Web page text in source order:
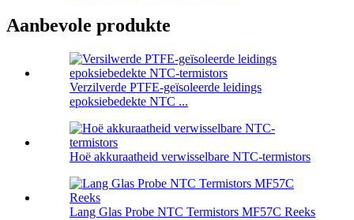
Aanbevole produkte
Verzilverde PTFE-geïsoleerde leidings
epoksiebedekte NTC ...
Hoë akkuraatheid verwisselbare NTC-termistors
Lang Glas Probe NTC Termistors MF57C Reeks